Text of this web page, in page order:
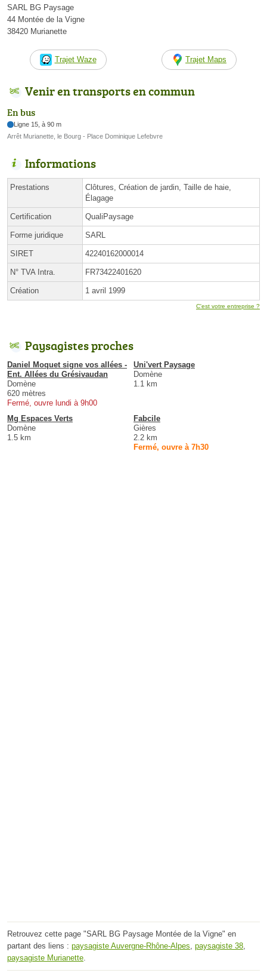
SARL BG Paysage
44 Montée de la Vigne
38420 Murianette
Trajet Waze Trajet Maps
Venir en transports en commun
En bus
Ligne 15, à 90 m
Arrêt Murianette, le Bourg - Place Dominique Lefebvre
Informations
Prestations
Clôtures, Création de jardin, Taille de haie,
Élagage
Certification QualiPaysage
Forme juridique SARL
SIRET 42240162000014
N° TVA Intra. FR73422401620
Création 1 avril 1999
C'est votre entreprise ?
Paysagistes proches
Daniel Moquet signe vos allées -
Ent. Allées du Grésivaudan
Domène
620 mètres
Fermé, ouvre lundi à 9h00
Uni'vert Paysage
Domène
1.1 km
Mg Espaces Verts
Domène
1.5 km
Fabcile
Gières
2.2 km
Fermé, ouvre à 7h30
Retrouvez cette page "SARL BG Paysage Montée de la Vigne" en
partant des liens : paysagiste Auvergne-Rhône-Alpes, paysagiste 38,
paysagiste Murianette.